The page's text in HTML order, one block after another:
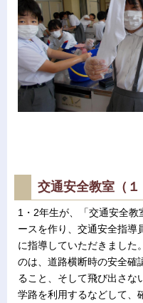
交通安全教室（１
1・2年生が、「交通安全教
ースを作り、交通安全指導
に指導していただきました
のは、道路横断時の安全確
ること、そして飛び出さな
学路を利用するなどして、